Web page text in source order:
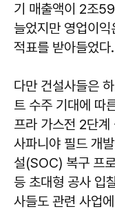
기 매출액이 2조
늘었지만 영업이
적표를 받아들었다.
다만 건설사들은
트 수주 기대에 따
프라 가스전 2단계
사파니야 필드 개
설(SOC) 복구 프
등 초대형 공사 입
사들도 관련 사업